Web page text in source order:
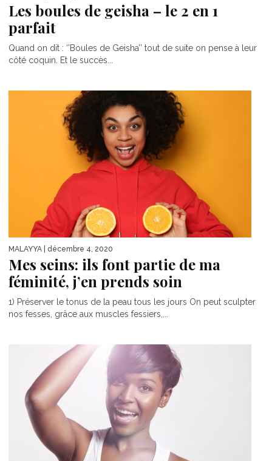
Les boules de geisha – le 2 en 1
parfait
Quand on dit : ‘’Boules de Geisha’’ tout de suite on pense à leur
côté coquin. Et le succès...
MALAYYA | décembre 4, 2020
Mes seins: ils font partie de ma
féminité, j’en prends soin
1) Préserver le tonus de la peau tous les jours On peut sculpter
nos fesses, grâce aux muscles fessiers,...